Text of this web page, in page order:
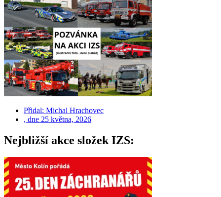
Přidal: Michal Hrachovec
, dne 25 května, 2026
Nejbližší akce složek IZS: